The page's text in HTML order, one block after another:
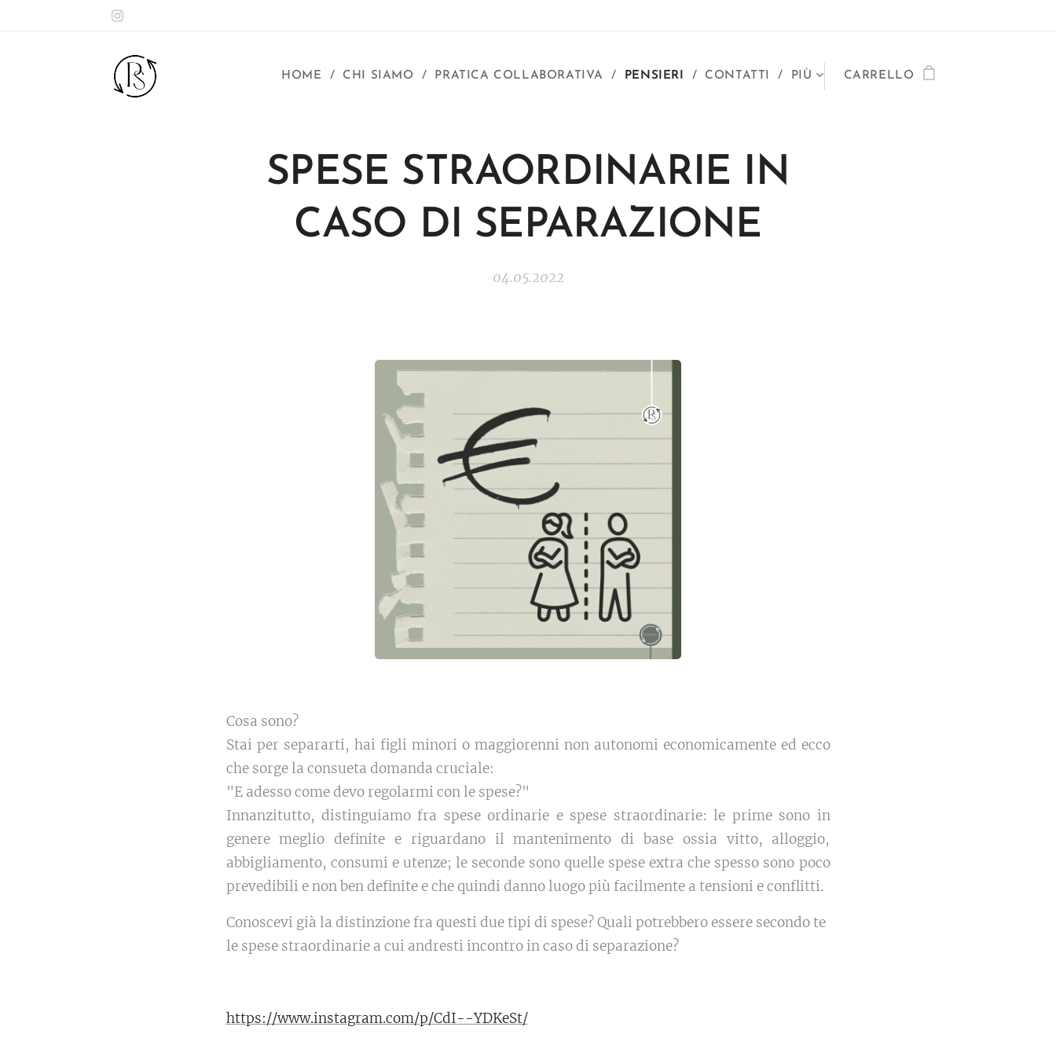
HOME CHI SIAMO PRATICA COLLABORATIVA PENSIERI CONTATTI PIÙ CARRELLO
SPESE STRAORDINARIE IN
CASO DI SEPARAZIONE
04.05.2022
Cosa sono?
Stai per separarti, hai figli minori o maggiorenni non autonomi economicamente ed ecco
che sorge la consueta domanda cruciale:
"E adesso come devo regolarmi con le spese?"
Innanzitutto, distinguiamo fra spese ordinarie e spese straordinarie: le prime sono in
genere meglio definite e riguardano il mantenimento di base ossia vitto, alloggio,
abbigliamento, consumi e utenze; le seconde sono quelle spese extra che spesso sono poco
prevedibili e non ben definite e che quindi danno luogo più facilmente a tensioni e conflitti.
Conoscevi già la distinzione fra questi due tipi di spese? Quali potrebbero essere secondo te
le spese straordinarie a cui andresti incontro in caso di separazione?
https://www.instagram.com/p/CdI--YDKeSt/